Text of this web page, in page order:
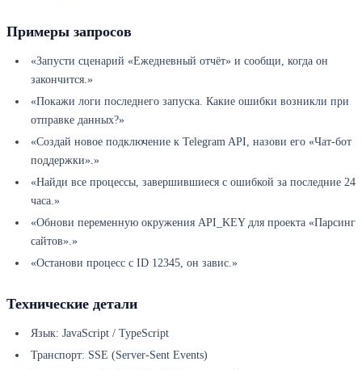
Примеры запросов
«Запусти сценарий «Ежедневный отчёт» и сообщи, когда он
закончится.»
«Покажи логи последнего запуска. Какие ошибки возникли при
отправке данных?»
«Создай новое подключение к Telegram API, назови его «Чат-бот
поддержки».»
«Найди все процессы, завершившиеся с ошибкой за последние 24
часа.»
«Обнови переменную окружения API_KEY для проекта «Парсинг
сайтов».»
«Останови процесс с ID 12345, он завис.»
Технические детали
Язык: JavaScript / TypeScript
Транспорт: SSE (Server-Sent Events)